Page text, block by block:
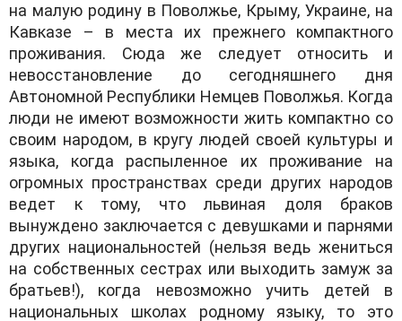
на малую родину в Поволжье, Крыму, Украинe, на
Кавказе – в места их прежнего компактного
проживания. Сюда же следует относить и
невосстановление до сегодняшнего дня
Автономной Республики Немцев Поволжья. Когда
люди не имеют возможности жить компактно со
своим народом, в кругу людей своей культуры и
языка, когда распыленное их проживание на
огромных пространствах среди других народов
ведет к тому, что львиная доля браков
вынуждено заключается с девушками и парнями
других национальностей (нельзя ведь жениться
на собственных сестрах или выходить замуж за
братьев!), когда невозможно учить детей в
национальных школах родному языку, то это